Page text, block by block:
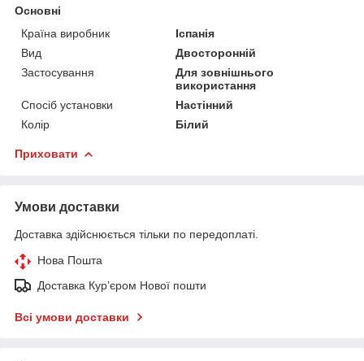
Основні
Країна виробник
Іспанія
Вид
Двосторонній
Застосування
Для зовнішнього
використання
Спосіб установки
Настінний
Колір
Білий
Приховати
Умови доставки
Доставка здійснюється тільки по передоплаті.
Нова Пошта
Доставка Курʼєром Нової пошти
Всі умови доставки